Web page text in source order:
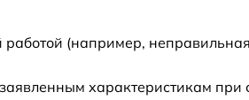
(например,
характеристикам